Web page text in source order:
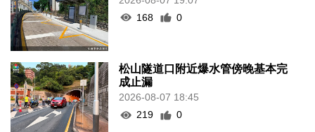
168
0
松山隧道口附近爆水管傍晚基本完
成止漏
2026-08-07 18:45
219
0